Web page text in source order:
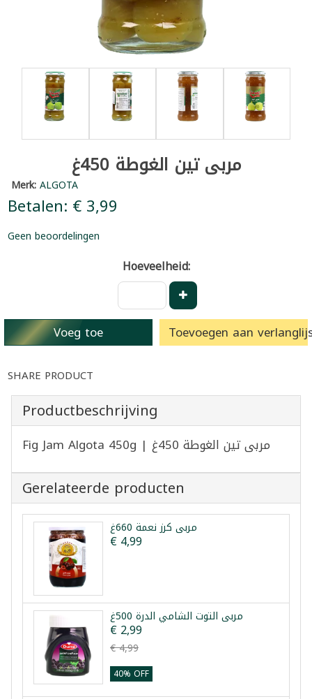
مربى تين الغوطة 450غ
Merk:ALGOTA
Betalen: € 3,99
Geen beoordelingen
Hoeveelheid:
Voeg toe Toevoegen aan
SHARE PRODUCT
Productbeschrijving
Fig Jam Algota 450g | مربى تين الغوطة 450غ
Gerelateerde producten
مربى كرز نعمة 660غ
€ 4,99
مربى التوت الشامي الدرة 500غ
€ 2,99
€ 4,99
40% OFF